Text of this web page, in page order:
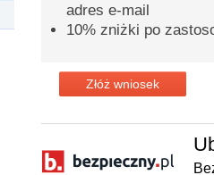
adres e-mail
10% zniżki po
Złóż wniosek